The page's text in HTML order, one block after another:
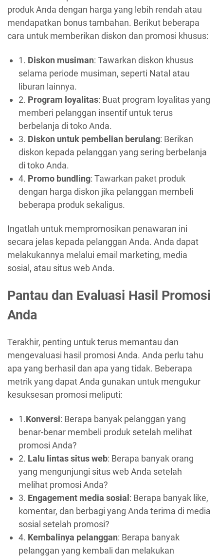
produk Anda dengan harga yang lebih rendah atau
mendapatkan bonus tambahan. Berikut beberapa
cara untuk memberikan diskon dan promosi khusus:
1. Diskon musiman: Tawarkan diskon khusus
selama periode musiman, seperti Natal atau
liburan lainnya.
2. Program loyalitas: Buat program loyalitas yang
memberi pelanggan insentif untuk terus
berbelanja di toko Anda.
3. Diskon untuk pembelian berulang: Berikan
diskon kepada pelanggan yang sering berbelanja
di toko Anda.
4. Promo bundling: Tawarkan paket produk
dengan harga diskon jika pelanggan membeli
beberapa produk sekaligus.
Ingatlah untuk mempromosikan penawaran ini
secara jelas kepada pelanggan Anda. Anda dapat
melakukannya melalui email marketing, media
sosial, atau situs web Anda.
Pantau dan Evaluasi Hasil Promosi
Anda
Terakhir, penting untuk terus memantau dan
mengevaluasi hasil promosi Anda. Anda perlu tahu
apa yang berhasil dan apa yang tidak. Beberapa
metrik yang dapat Anda gunakan untuk mengukur
kesuksesan promosi meliputi:
1.Konversi: Berapa banyak pelanggan yang
benar-benar membeli produk setelah melihat
promosi Anda?
2. Lalu lintas situs web: Berapa banyak orang
yang mengunjungi situs web Anda setelah
melihat promosi Anda?
3. Engagement media sosial: Berapa banyak like,
komentar, dan berbagi yang Anda terima di media
sosial setelah promosi?
4. Kembalinya pelanggan: Berapa banyak
pelanggan yang kembali dan melakukan